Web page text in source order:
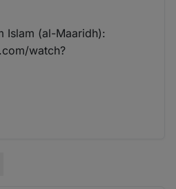
Islam (al-Maaridh):
watch?